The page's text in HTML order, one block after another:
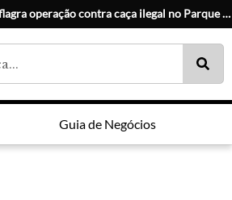
Guia de Negócios